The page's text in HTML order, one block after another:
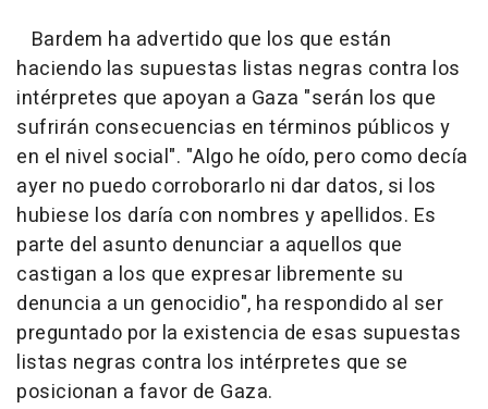
Bardem ha advertido que los que están
haciendo las supuestas listas negras contra los
intérpretes que apoyan a Gaza "serán los que
sufrirán consecuencias en términos públicos y
en el nivel social". "Algo he oído, pero como decía
ayer no puedo corroborarlo ni dar datos, si los
hubiese los daría con nombres y apellidos. Es
parte del asunto denunciar a aquellos que
castigan a los que expresar libremente su
denuncia a un genocidio", ha respondido al ser
preguntado por la existencia de esas supuestas
listas negras contra los intérpretes que se
posicionan a favor de Gaza.